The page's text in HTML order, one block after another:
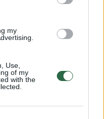
my
Use,
of my
with the
00:15:54
įsitvirtinti
Vakarinis aplinkkelis: